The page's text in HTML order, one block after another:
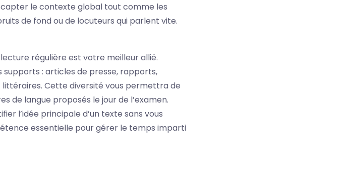
capter le contexte global tout comme les
de fond ou de locuteurs qui parlent vite.
régulière est votre meilleur allié.
: articles de presse, rapports,
Cette diversité vous permettra de
de langue proposés le jour de l’examen.
l’idée principale d’un texte sans vous
essentielle pour gérer le temps imparti